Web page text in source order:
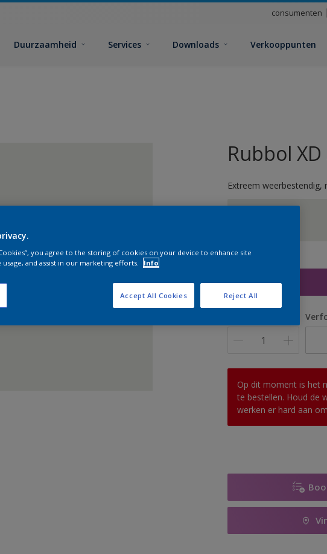
consumenten
Duurzaamheid Services Downloads Verkooppunten
Rubbol
Extreem
1 L
Op dit moment is het
te bestellen. Houd de
werken er hard aan
you agree to the storing of cookies on your device to enhance site
usage, and assist in our marketing efforts.
Info
Reject All
Accept All Cookies